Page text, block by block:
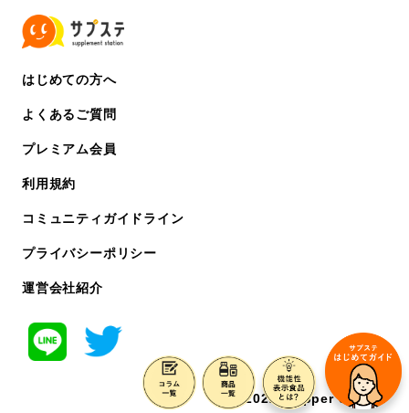
はじめての方へ
よくあるご質問
プレミアム会員
利用規約
コミュニティガイドライン
プライバシーポリシー
運営会社紹介
©️ 2022 chipper co. ltd.